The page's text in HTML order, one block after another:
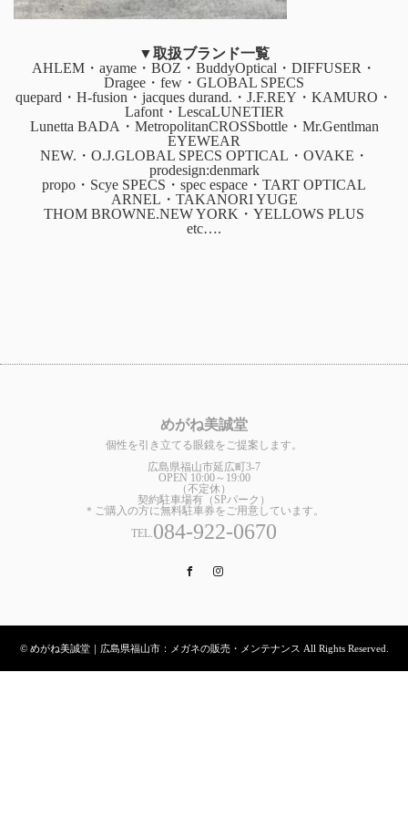
▼取扱ブランド一覧
AHLEM・ayame・BOZ・BuddyOptical・DIFFUSER・
Dragee・few・GLOBAL SPECS
quepard・H-fusion・jacques durand.・J.F.REY・KAMURO・
Lafont・LescaLUNETIER
Lunetta BADA・MetropolitanCROSSbottle・Mr.Gentlman
EYEWEAR
NEW.・O.J.GLOBAL SPECS OPTICAL・OVAKE・
prodesign:denmark
propo・Scye SPECS・spec espace・TART OPTICAL
ARNEL・TAKANORI YUGE
THOM BROWNE.NEW YORK・YELLOWS PLUS
etc….
めがね美誠堂
個性を引き立てる眼鏡をご提案します。
広島県福山市延広町3-7
OPEN 10:00～19:00
（不定休）
契約駐車場有（SPパーク）
＊ご購入の方に無料駐車券をご用意しています。
TEL.084-922-0670
Facebook
© めがね美誠堂｜広島県福山市：メガネの販売・メンテナンス All Rights Reserved.